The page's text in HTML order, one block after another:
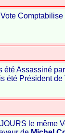
été Assassiné
été Président
le même